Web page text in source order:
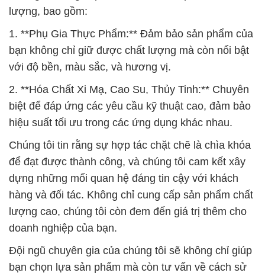
lượng, bao gồm:
1. **Phụ Gia Thực Phẩm:** Đảm bảo sản phẩm của
bạn không chỉ giữ được chất lượng mà còn nổi bật
với độ bền, màu sắc, và hương vị.
2. **Hóa Chất Xi Mạ, Cao Su, Thủy Tinh:** Chuyên
biệt để đáp ứng các yêu cầu kỹ thuật cao, đảm bảo
hiệu suất tối ưu trong các ứng dụng khác nhau.
Chúng tôi tin rằng sự hợp tác chặt chẽ là chìa khóa
để đạt được thành công, và chúng tôi cam kết xây
dựng những mối quan hệ đáng tin cậy với khách
hàng và đối tác. Không chỉ cung cấp sản phẩm chất
lượng cao, chúng tôi còn đem đến giá trị thêm cho
doanh nghiệp của bạn.
Đội ngũ chuyên gia của chúng tôi sẽ không chỉ giúp
bạn chọn lựa sản phẩm mà còn tư vấn về cách sử